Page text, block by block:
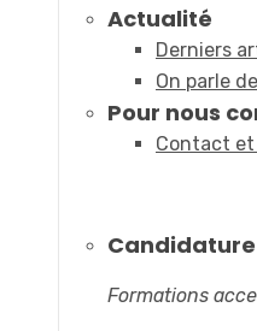
Actualité
Derniers
On parle
Pour nous
Contact et
Formations